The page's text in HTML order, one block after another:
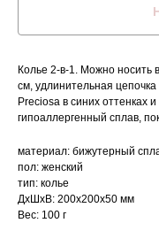
Колье 2-в-1. Можно носить
см, удлинительная
Preciosa в синих оттенках
гипоаллергенный сплав,
материал: бижутерный
пол: женский
тип: колье
ДxШxВ: 200x200x50 мм
Вес: 100 г